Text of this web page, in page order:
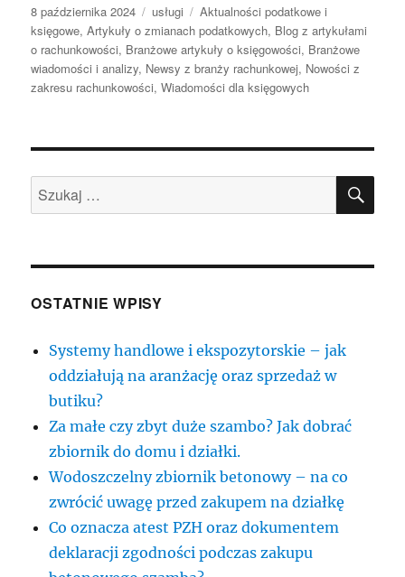
Data
publikacji
8 października 2024 Kategorie
usługi Tagi
Aktualności podatkowe i
księgowe,Artykuły o zmianach podatkowych, Blog z artykułami
o rachunkowości, Branżowe artykuły o księgowości, Branżowe
wiadomości i analizy, Newsy z branży rachunkowej, Nowości z
zakresu rachunkowości,Wiadomości dla księgowych
Szukaj:
OSTATNIE WPISY
Systemy handlowe i ekspozytorskie – jak
oddziałują na aranżację oraz sprzedaż w
butiku?
Za małe czy zbyt duże szambo? Jak dobrać
zbiornik do domu i działki.
Wodoszczelny zbiornik betonowy – na co
zwrócić uwagę przed zakupem na działkę
Co oznacza atest PZH oraz dokumentem
deklaracji zgodności podczas zakupu